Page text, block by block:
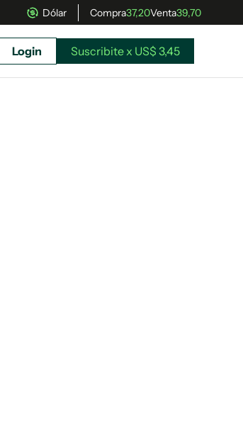
Dólar Compra37,20Venta39,70
Login Suscribite x US$ 3,45